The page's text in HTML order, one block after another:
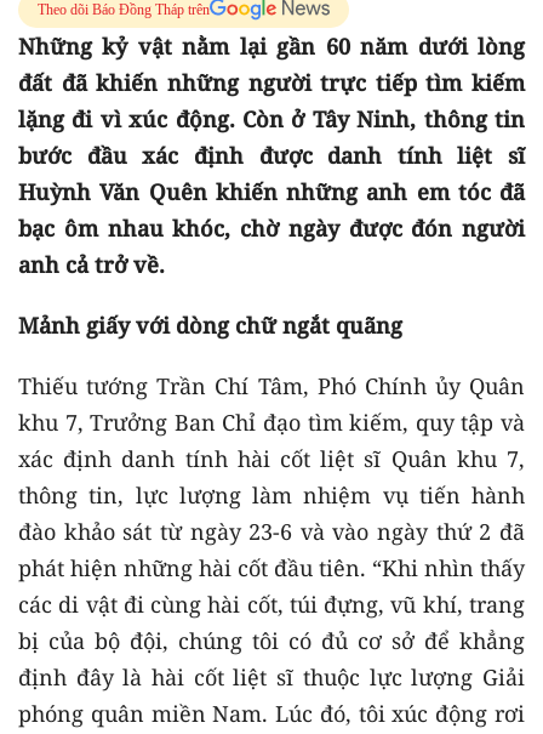
Theo dõi Báo Đồng Tháp trên
Những kỷ vật nằm lại gần 60 năm dưới lòng
đất đã khiến những người trực tiếp tìm kiếm
lặng đi vì xúc động. Còn ở Tây Ninh, thông tin
bước đầu xác định được danh tính liệt sĩ
Huỳnh Văn Quên khiến những anh em tóc đã
bạc ôm nhau khóc, chờ ngày được đón người
anh cả trở về.
Mảnh giấy với dòng chữ ngắt quãng
Thiếu tướng Trần Chí Tâm, Phó Chính ủy Quân
khu 7, Trưởng Ban Chỉ đạo tìm kiếm, quy tập và
xác định danh tính hài cốt liệt sĩ Quân khu 7,
thông tin, lực lượng làm nhiệm vụ tiến hành
đào khảo sát từ ngày 23-6 và vào ngày thứ 2 đã
phát hiện những hài cốt đầu tiên. “Khi nhìn thấy
các di vật đi cùng hài cốt, túi đựng, vũ khí, trang
bị của bộ đội, chúng tôi có đủ cơ sở để khẳng
định đây là hài cốt liệt sĩ thuộc lực lượng Giải
phóng quân miền Nam. Lúc đó, tôi xúc động rơi